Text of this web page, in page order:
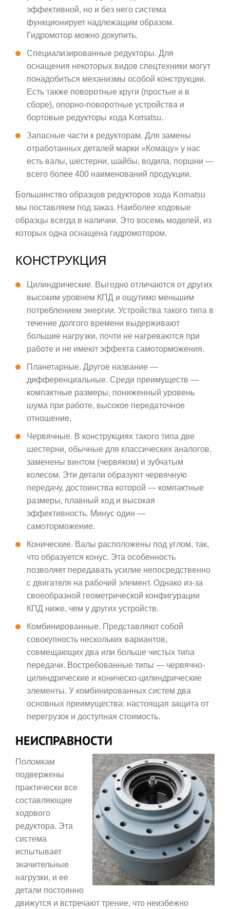
эффективной, но и без него система
функционирует надлежащим образом.
Гидромотор можно докупить.
Специализированные редукторы. Для
оснащения некоторых видов спецтехники могут
понадобиться механизмы особой конструкции.
Есть также поворотные круги (простые и в
сборе), опорно-поворотные устройства и
бортовые редукторы хода Komatsu.
Запасные части к редукторам. Для замены
отработанных деталей марки «Комацу» у нас
есть валы, шестерни, шайбы, водила, поршни —
всего более 400 наименований продукции.
Большинство образцов редукторов хода Komatsu
мы поставляем под заказ. Наиболее ходовые
образцы всегда в наличии. Это восемь моделей, из
которых одна оснащена гидромотором.
КОНСТРУКЦИЯ
Цилиндрические. Выгодно отличаются от других
высоким уровнем КПД и ощутимо меньшим
потреблением энергии. Устройства такого типа в
течение долгого времени выдерживают
большие нагрузки, почти не нагреваются при
работе и не имеют эффекта самоторможения.
Планетарные. Другое название —
дифференциальные. Среди преимуществ —
компактные размеры, пониженный уровень
шума при работе, высокое передаточное
отношение.
Червячные. В конструкциях такого типа две
шестерни, обычные для классических аналогов,
заменены винтом (червяком) и зубчатым
колесом. Эти детали образуют червячную
передачу, достоинства которой — компактные
размеры, плавный ход и высокая
эффективность. Минус один —
самоторможение.
Конические. Валы расположены под углом, так,
что образуется конус. Эта особенность
позволяет передавать усилие непосредственно
с двигателя на рабочий элемент. Однако из-за
своеобразной геометрической конфигурации
КПД ниже, чем у других устройств.
Комбинированные. Представляют собой
совокупность нескольких вариантов,
совмещающих два или больше чистых типа
передачи. Востребованные типы — червячно-
цилиндрические и коническо-цилиндрические
элементы. У комбинированных систем два
основных преимущества: настоящая защита от
перегрузок и доступная стоимость.
НЕИСПРАВНОСТИ
Поломкам
подвержены
практически все
составляющие
ходового
редуктора. Эта
система
испытывает
значительные
нагрузки, и ее
детали постоянно
движутся и встречают трение, что неизбежно